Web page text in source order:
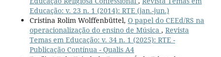
Educação: v. 23 n. 1 (2014): RTE (jan.-jun.)
Cristina Rolim Wolffenbüttel, O papel do CEEd/RS na
operacionalização do ensino de Música , Revista
Temas em Educação: v. 34 n. 1 (2025): RTE -
Publicação Contínua - Qualis A4